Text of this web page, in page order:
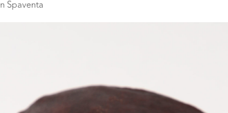
Spaventa